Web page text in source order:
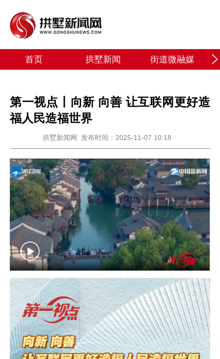
首页 拱墅新闻 街道微融媒
第一视点丨向新 向善 让互联网更好造
福人民造福世界
拱墅新闻网 发布时间：2025-11-07 10:18